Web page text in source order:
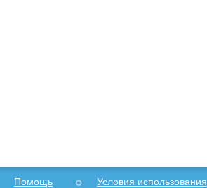
Помощь Условия использования